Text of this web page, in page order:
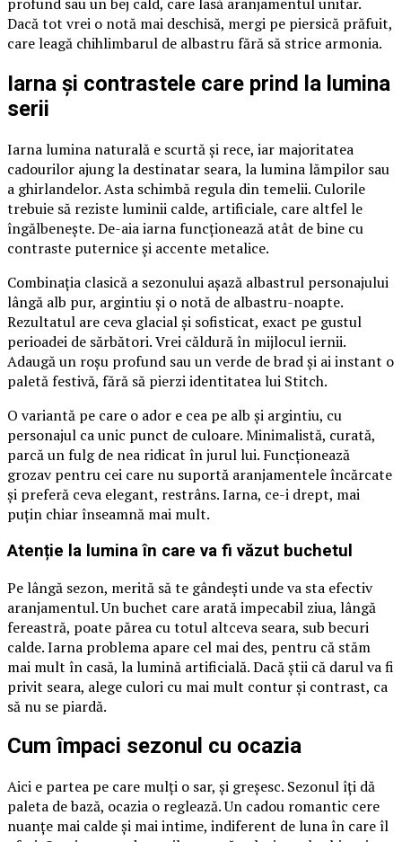
Dacă tot vrei o notă mai deschisă, mergi pe piersică prăfuit,
care leagă chihlimbarul de albastru fără să strice armonia.
Iarna și contrastele care prind la lumina
serii
Iarna lumina naturală e scurtă și rece, iar majoritatea
cadourilor ajung la destinatar seara, la lumina lămpilor sau
a ghirlandelor. Asta schimbă regula din temelii. Culorile
trebuie să reziste luminii calde, artificiale, care altfel le
îngălbenește. De-aia iarna funcționează atât de bine cu
contraste puternice și accente metalice.
Combinația clasică a sezonului așază albastrul personajului
lângă alb pur, argintiu și o notă de albastru-noapte.
Rezultatul are ceva glacial și sofisticat, exact pe gustul
perioadei de sărbători. Vrei căldură în mijlocul iernii.
Adaugă un roșu profund sau un verde de brad și ai instant o
paletă festivă, fără să pierzi identitatea lui Stitch.
O variantă pe care o ador e cea pe alb și argintiu, cu
personajul ca unic punct de culoare. Minimalistă, curată,
parcă un fulg de nea ridicat în jurul lui. Funcționează
grozav pentru cei care nu suportă aranjamentele încărcate
și preferă ceva elegant, restrâns. Iarna, ce-i drept, mai
puțin chiar înseamnă mai mult.
Atenție la lumina în care va fi văzut buchetul
Pe lângă sezon, merită să te gândești unde va sta efectiv
aranjamentul. Un buchet care arată impecabil ziua, lângă
fereastră, poate părea cu totul altceva seara, sub becuri
calde. Iarna problema apare cel mai des, pentru că stăm
mai mult în casă, la lumină artificială. Dacă știi că darul va fi
privit seara, alege culori cu mai mult contur și contrast, ca
să nu se piardă.
Cum împaci sezonul cu ocazia
Aici e partea pe care mulți o sar, și greșesc. Sezonul îți dă
paleta de bază, ocazia o reglează. Un cadou romantic cere
nuanțe mai calde și mai intime, indiferent de luna în care îl